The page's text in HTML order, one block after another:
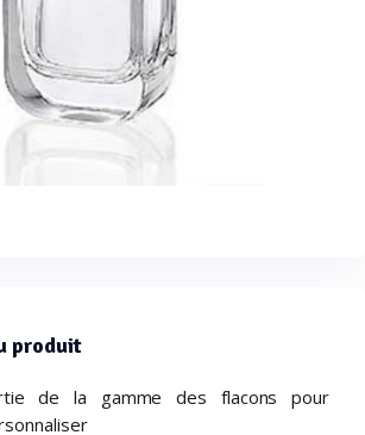
produit
de la gamme des flacons pour